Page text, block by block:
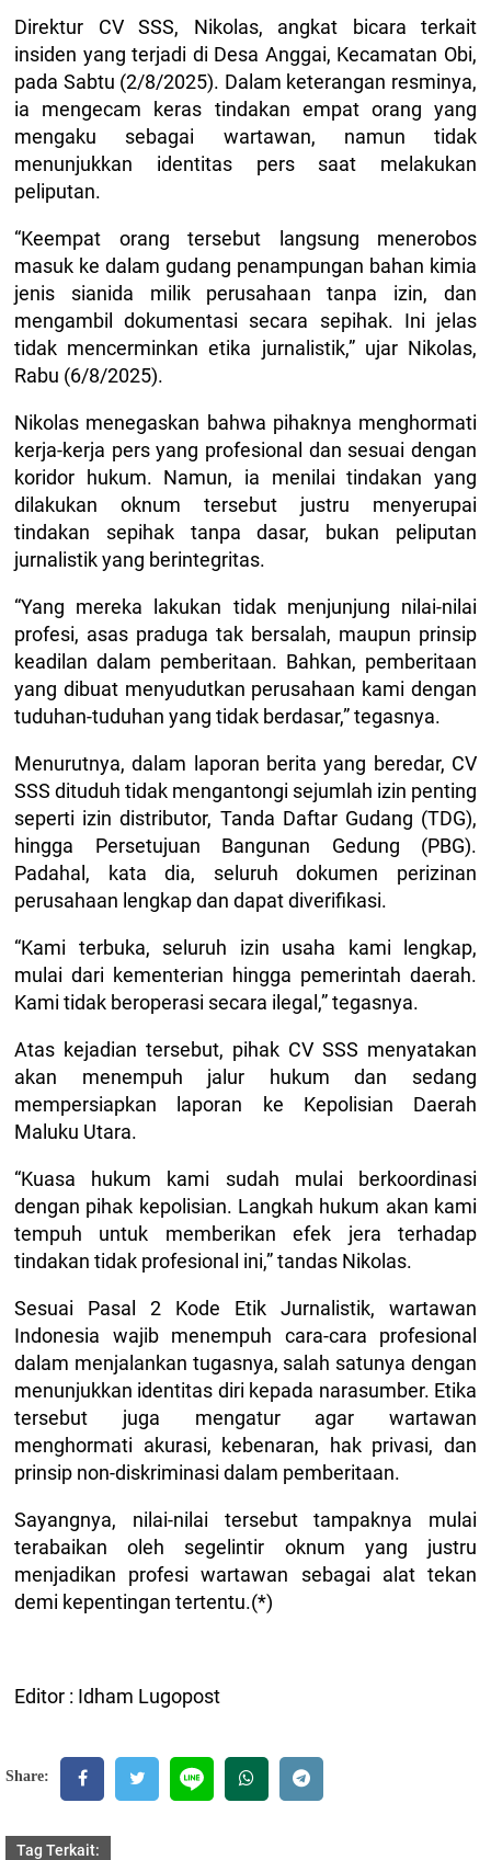
Direktur CV SSS, Nikolas, angkat bicara terkait
insiden yang terjadi di Desa Anggai, Kecamatan Obi,
pada Sabtu (2/8/2025). Dalam keterangan resminya,
ia mengecam keras tindakan empat orang yang
mengaku sebagai wartawan, namun tidak
menunjukkan identitas pers saat melakukan
peliputan.
“Keempat orang tersebut langsung menerobos
masuk ke dalam gudang penampungan bahan kimia
jenis sianida milik perusahaan tanpa izin, dan
mengambil dokumentasi secara sepihak. Ini jelas
tidak mencerminkan etika jurnalistik,” ujar Nikolas,
Rabu (6/8/2025).
Nikolas menegaskan bahwa pihaknya menghormati
kerja-kerja pers yang profesional dan sesuai dengan
koridor hukum. Namun, ia menilai tindakan yang
dilakukan oknum tersebut justru menyerupai
tindakan sepihak tanpa dasar, bukan peliputan
jurnalistik yang berintegritas.
“Yang mereka lakukan tidak menjunjung nilai-nilai
profesi, asas praduga tak bersalah, maupun prinsip
keadilan dalam pemberitaan. Bahkan, pemberitaan
yang dibuat menyudutkan perusahaan kami dengan
tuduhan-tuduhan yang tidak berdasar,” tegasnya.
Menurutnya, dalam laporan berita yang beredar, CV
SSS dituduh tidak mengantongi sejumlah izin penting
seperti izin distributor, Tanda Daftar Gudang (TDG),
hingga Persetujuan Bangunan Gedung (PBG).
Padahal, kata dia, seluruh dokumen perizinan
perusahaan lengkap dan dapat diverifikasi.
“Kami terbuka, seluruh izin usaha kami lengkap,
mulai dari kementerian hingga pemerintah daerah.
Kami tidak beroperasi secara ilegal,” tegasnya.
Atas kejadian tersebut, pihak CV SSS menyatakan
akan menempuh jalur hukum dan sedang
mempersiapkan laporan ke Kepolisian Daerah
Maluku Utara.
“Kuasa hukum kami sudah mulai berkoordinasi
dengan pihak kepolisian. Langkah hukum akan kami
tempuh untuk memberikan efek jera terhadap
tindakan tidak profesional ini,” tandas Nikolas.
Sesuai Pasal 2 Kode Etik Jurnalistik, wartawan
Indonesia wajib menempuh cara-cara profesional
dalam menjalankan tugasnya, salah satunya dengan
menunjukkan identitas diri kepada narasumber. Etika
tersebut juga mengatur agar wartawan
menghormati akurasi, kebenaran, hak privasi, dan
prinsip non-diskriminasi dalam pemberitaan.
Sayangnya, nilai-nilai tersebut tampaknya mulai
terabaikan oleh segelintir oknum yang justru
menjadikan profesi wartawan sebagai alat tekan
demi kepentingan tertentu.(*)
Editor : Idham Lugopost
Share:
Tag Terkait: